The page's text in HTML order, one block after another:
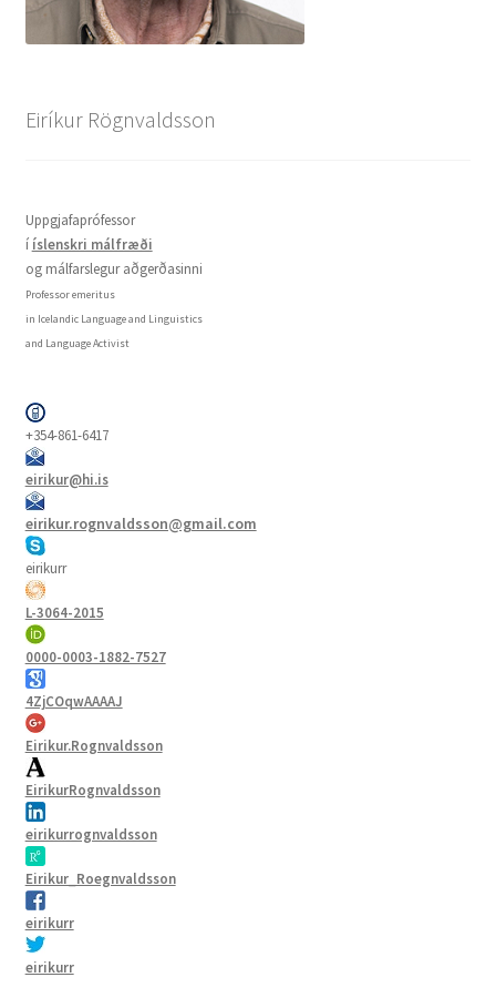
Eiríkur Rögnvaldsson
Uppgjafaprófessor
í íslenskri málfræði
og málfarslegur aðgerðasinni
Professor emeritus
in Icelandic Language and Linguistics
and Language Activist
+354-861-6417
eirikur@hi.is
eirikur.rognvaldsson@gmail.com
eirikurr
L-3064-2015
0000-0003-1882-7527
4ZjCOqwAAAAJ
Eirikur.Rognvaldsson
EirikurRognvaldsson
eirikurrognvaldsson
Eirikur_Roegnvaldsson
eirikurr
eirikurr